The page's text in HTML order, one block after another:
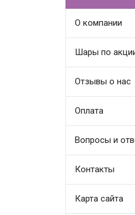
О компании
Шары по
Отзывы о нас
Оплата
Вопросы и
Контакты
Карта сайта